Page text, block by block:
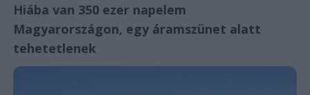
Hiába van 350 ezer napelem
Magyarországon, egy áramszünet alatt
tehetetlenek